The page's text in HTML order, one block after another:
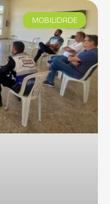
MOBILIDADE